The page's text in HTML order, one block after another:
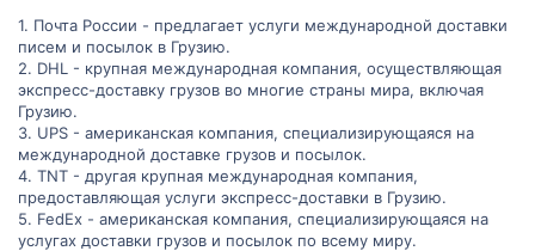
1. Почта России - предлагает услуги международной доставки
писем и посылок в Грузию.
2. DHL - крупная международная компания, осуществляющая
экспресс-доставку грузов во многие страны мира, включая
Грузию.
3. UPS - американская компания, специализирующаяся на
международной доставке грузов и посылок.
4. TNT - другая крупная международная компания,
предоставляющая услуги экспресс-доставки в Грузию.
5. FedEx - американская компания, специализирующаяся на
услугах доставки грузов и посылок по всему миру.